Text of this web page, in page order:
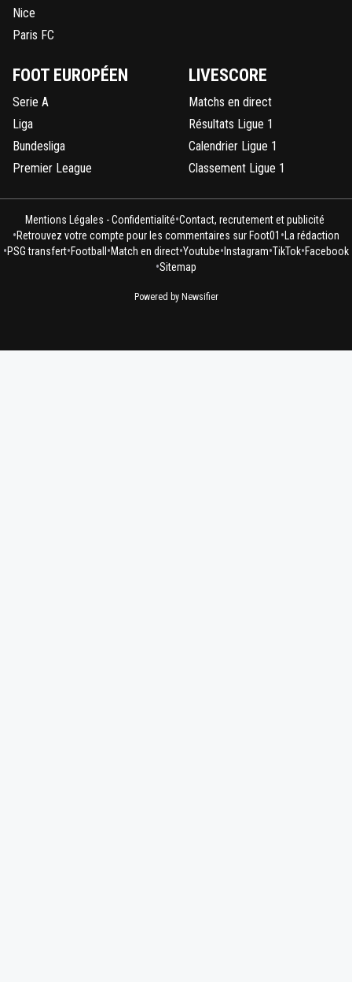
Nice
Paris FC
FOOT EUROPÉEN
Serie A
Liga
Bundesliga
Premier League
LIVESCORE
Matchs en direct
Résultats Ligue 1
Calendrier Ligue 1
Classement Ligue 1
Mentions Légales - Confidentialité•Contact, recrutement et publicité
•Retrouvez votre compte pour les commentaires sur Foot01 • La rédaction
•PSG transfert•Football •Match en direct•Youtube• Instagram•TikTok•Facebook
•Sitemap
Powered by Newsifier